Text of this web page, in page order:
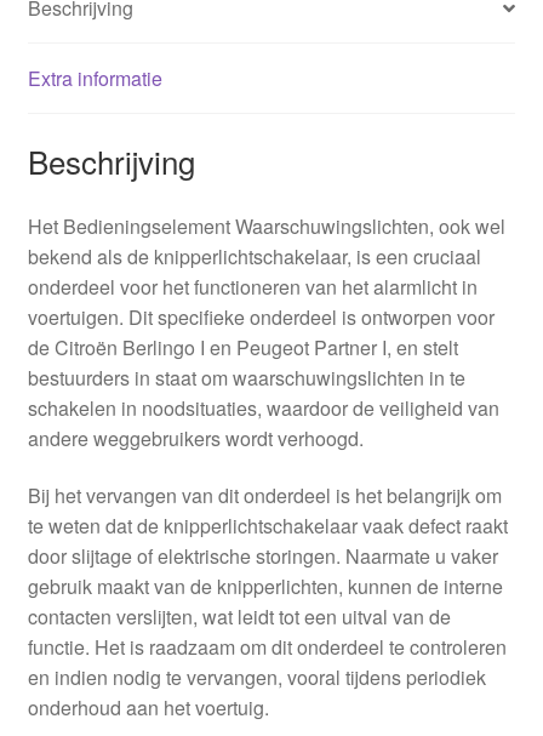
Beschrijving
Extra informatie
Beschrijving
Het Bedieningselement Waarschuwingslichten, ook wel
bekend als de knipperlichtschakelaar, is een cruciaal
onderdeel voor het functioneren van het alarmlicht in
voertuigen. Dit specifieke onderdeel is ontworpen voor
de Citroën Berlingo I en Peugeot Partner I, en stelt
bestuurders in staat om waarschuwingslichten in te
schakelen in noodsituaties, waardoor de veiligheid van
andere weggebruikers wordt verhoogd.
Bij het vervangen van dit onderdeel is het belangrijk om
te weten dat de knipperlichtschakelaar vaak defect raakt
door slijtage of elektrische storingen. Naarmate u vaker
gebruik maakt van de knipperlichten, kunnen de interne
contacten verslijten, wat leidt tot een uitval van de
functie. Het is raadzaam om dit onderdeel te controleren
en indien nodig te vervangen, vooral tijdens periodiek
onderhoud aan het voertuig.